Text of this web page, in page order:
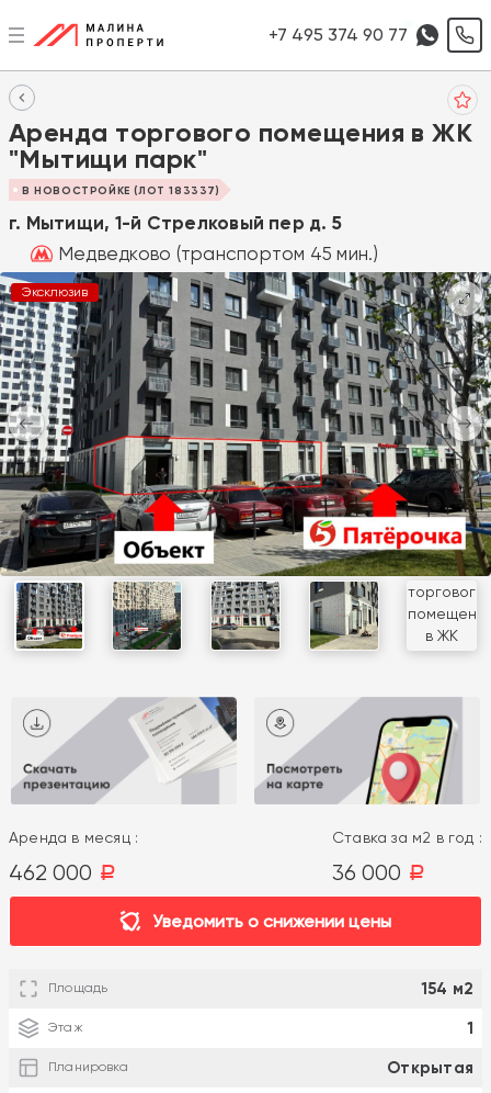
+7 495 374 90 77
Аренда торгового помещения в ЖК
"Мытищи парк"
В НОВОСТРОЙКЕ (ЛОТ 183337)
г. Мытищи, 1-й Стрелковый пер д. 5
Медведково (транспортом 45 мин.)
Эксклюзив
Аренда в месяц :
462 000 a
Ставка за м2 в год :
36 000 a
Уведомить о снижении цены
Площадь 154 м2
Этаж 1
Планировка Открытая